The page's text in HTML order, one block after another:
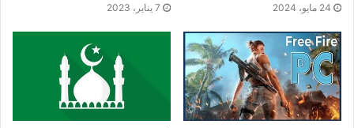
24 مايو، 2024 7 يناير، 2023